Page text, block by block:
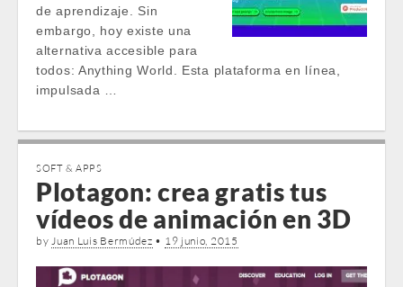
de aprendizaje. Sin
embargo, hoy existe una
alternativa accesible para
todos: Anything World. Esta plataforma en línea,
impulsada …
SOFT & APPS
Plotagon: crea gratis tus
vídeos de animación en 3D
byJuan Luis Bermúdez • 19 junio, 2015